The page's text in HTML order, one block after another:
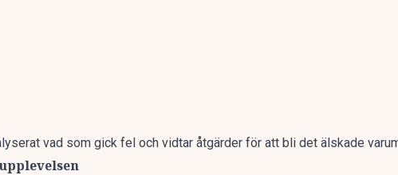
vad som gick fel och vidtar åtgärder för att bli det älskade